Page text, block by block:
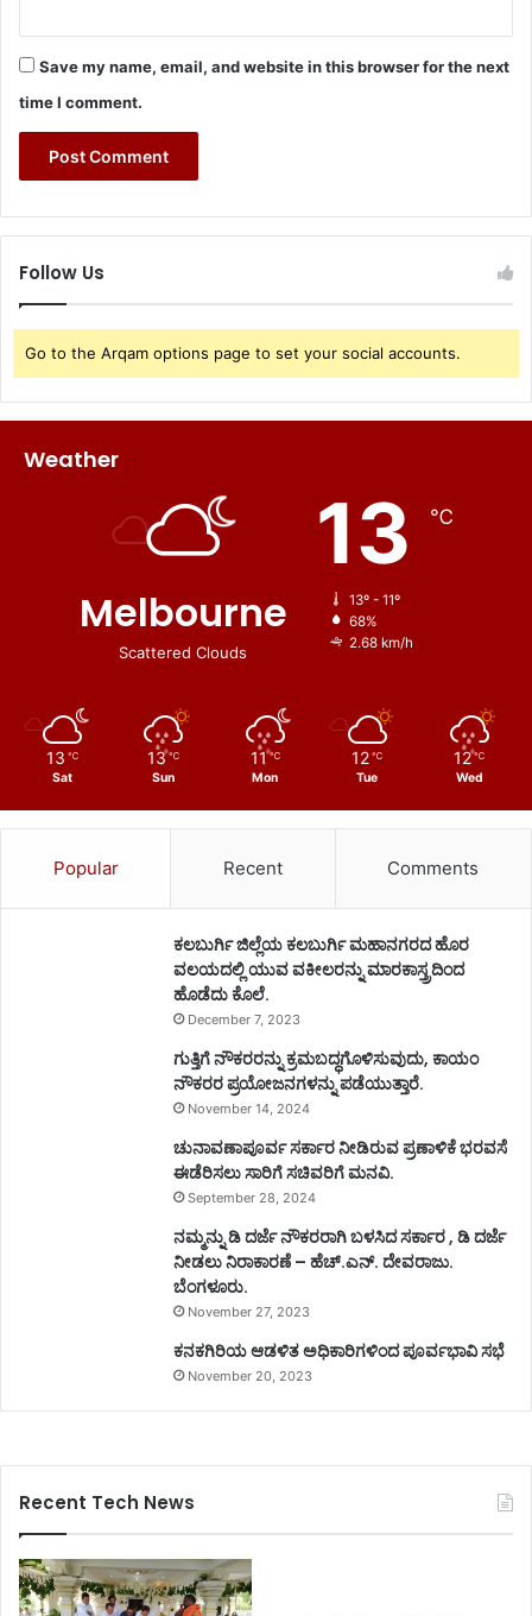
Save my name, email, and website in this browser for the next
time I comment.
Follow Us
Go to the Arqam options page to set your social accounts.
Weather
Melbourne
Scattered Clouds
13 ℃
13º - 11º
68%
2.68 km/h
13 ℃
Sat
13 ℃
Sun
11 ℃
Mon
12 ℃
Tue
12 ℃
Wed
Popular Recent Comments
ಕಲಬುರ್ಗಿ ಜಿಲ್ಲೆಯ ಕಲಬುರ್ಗಿ ಮಹಾನಗರದ ಹೊರ
ವಲಯದಲ್ಲಿ ಯುವ ವಕೀಲರನ್ನು ಮಾರಕಾಸ್ತ್ರದಿಂದ
ಹೊಡೆದು ಕೊಲೆ.
December 7, 2023
ಗುತ್ತಿಗೆ ನೌಕರರನ್ನು ಕ್ರಮಬದ್ಧಗೊಳಿಸುವುದು, ಕಾಯಂ
ನೌಕರರ ಪ್ರಯೋಜನಗಳನ್ನು ಪಡೆಯುತ್ತಾರೆ.
November 14, 2024
ಚುನಾವಣಾಪೂರ್ವ ಸರ್ಕಾರ ನೀಡಿರುವ ಪ್ರಣಾಳಿಕೆ ಭರವಸೆ
ಈಡೆರಿಸಲು ಸಾರಿಗೆ ಸಚಿವರಿಗೆ ಮನವಿ.
September 28, 2024
ನಮ್ಮನ್ನು ಡಿ ದರ್ಜೆ ನೌಕರರಾಗಿ ಬಳಸಿದ ಸರ್ಕಾರ , ಡಿ ದರ್ಜೆ
ನೀಡಲು ನಿರಾಕಾರಣೆ – ಹೆಚ್.ಎನ್. ದೇವರಾಜು.
ಬೆಂಗಳೂರು.
November 27, 2023
ಕನಕಗಿರಿಯ ಆಡಳಿತ ಅಧಿಕಾರಿಗಳಿಂದ ಪೂರ್ವಭಾವಿ ಸಭೆ
November 20, 2023
Recent Tech News